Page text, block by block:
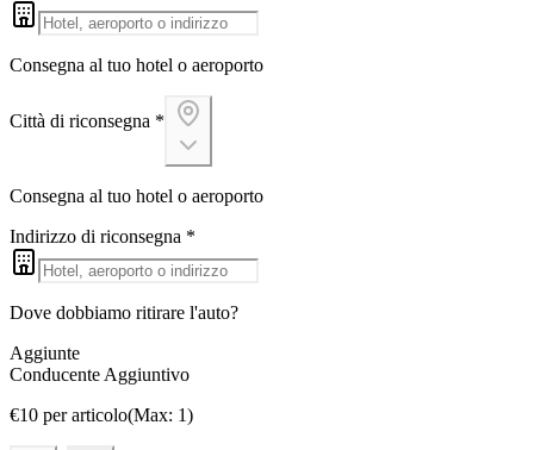
Consegna al tuo hotel o aeroporto
Città di riconsegna *
Consegna al tuo hotel o aeroporto
Indirizzo di riconsegna *
Dove dobbiamo ritirare l'auto?
Aggiunte
Conducente Aggiuntivo
€10 per articolo(Max: 1)